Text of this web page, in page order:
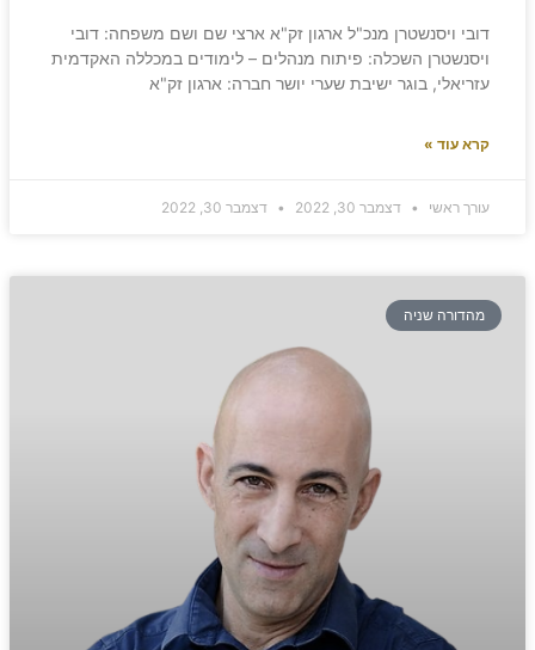
דובי ויסנשטרן מנכ"ל ארגון זק"א ארצי שם ושם משפחה: דובי
ויסנשטרן השכלה: פיתוח מנהלים – לימודים במכללה האקדמית
עזריאלי, בוגר ישיבת שערי יושר חברה: ארגון זק"א
קרא עוד »
עורך ראשי דצמבר 30, 2022 דצמבר 30, 2022
מהדורה שניה